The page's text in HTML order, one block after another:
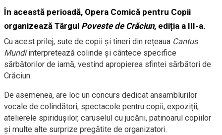
În această perioadă, Opera Comică pentru Copii
organizează Târgul Poveste de Crăciun, ediția a III-a.
Cu acest prilej, sute de copii şi tineri din rețeaua Cantus
Mundiinterpretează colinde şi cântece specifice
sărbătorilor de iarnă, vestind apropierea sfintei sărbători de
Crăciun.
De asemenea, are loc un concurs dedicat ansamblurilor
vocale de colindători, spectacole pentru copii, expoziții,
atelierele spiridușilor, caruselul cu jucării, patinoarul copiilor
și multe alte surprize pregătite de organizatori.